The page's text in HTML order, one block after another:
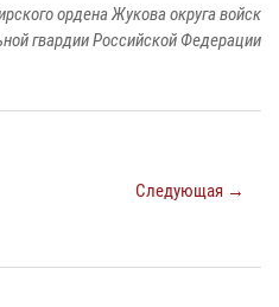
ордена Жукова округа войск
гвардии Российской Федерации
Следующая →